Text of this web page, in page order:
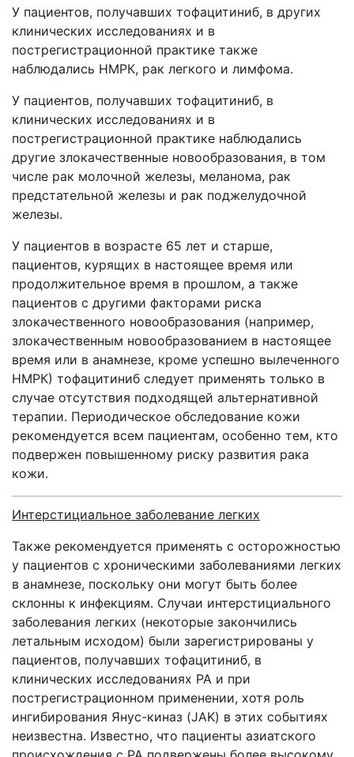
У пациентов, получавших тофацитиниб, в других
клинических исследованиях и в
пострегистрационной практике также
наблюдались НМРК, рак легкого и лимфома.
У пациентов, получавших тофацитиниб, в
клинических исследованиях и в
пострегистрационной практике наблюдались
другие злокачественные новообразования, в том
числе рак молочной железы, меланома, рак
предстательной железы и рак поджелудочной
железы.
У пациентов в возрасте 65 лет и старше,
пациентов, курящих в настоящее время или
продолжительное время в прошлом, а также
пациентов с другими факторами риска
злокачественного новообразования (например,
злокачественным новообразованием в настоящее
время или в анамнезе, кроме успешно вылеченного
НМРК) тофацитиниб следует применять только в
случае отсутствия подходящей альтернативной
терапии. Периодическое обследование кожи
рекомендуется всем пациентам, особенно тем, кто
подвержен повышенному риску развития рака
кожи.
Интерстициальное заболевание легких
Также рекомендуется применять с осторожностью
у пациентов с хроническими заболеваниями легких
в анамнезе, поскольку они могут быть более
склонны к инфекциям. Случаи интерстициального
заболевания легких (некоторые закончились
летальным исходом) были зарегистрированы у
пациентов, получавших тофацитиниб, в
клинических исследованиях РА и при
пострегистрационном применении, хотя роль
ингибирования Янус-киназ (JAK) в этих событиях
неизвестна. Известно, что пациенты азиатского